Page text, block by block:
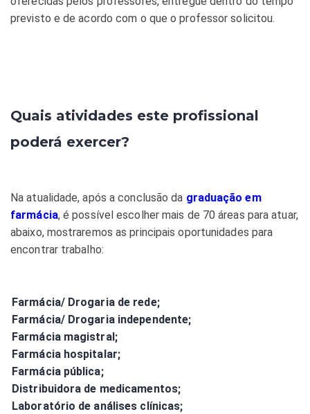
previsto e de acordo com o que o professor solicitou.
Quais atividades este profissional
poderá exercer?
Na atualidade, após a conclusão da graduação em
farmácia, é possível escolher mais de 70 áreas para atuar,
abaixo, mostraremos as principais oportunidades para
encontrar trabalho:
Farmácia/ Drogaria de rede;
Farmácia/ Drogaria independente;
Farmácia magistral;
Farmácia hospitalar;
Farmácia pública;
Distribuidora de medicamentos;
Laboratório de análises clínicas;